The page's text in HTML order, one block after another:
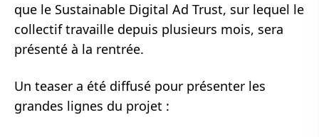
que le Sustainable Digital Ad Trust, sur lequel le
collectif travaille depuis plusieurs mois, sera
présenté à la rentrée.
Un teaser a été diffusé pour présenter les
grandes lignes du projet :